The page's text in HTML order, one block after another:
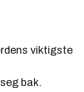
viktigste
bak.